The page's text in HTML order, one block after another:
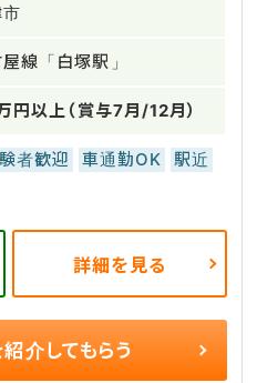
線「白塚駅」
円以上（賞与7月/12月）
者歓迎 車通勤OK
駅近
詳細を見る
紹介してもらう